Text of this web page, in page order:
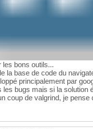
les bons outils...
la base de code du
principalement par
les bugs mais si la solution
coup de valgrind, je pense